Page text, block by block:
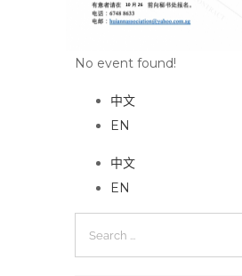
No event found!
中文
EN
中文
EN